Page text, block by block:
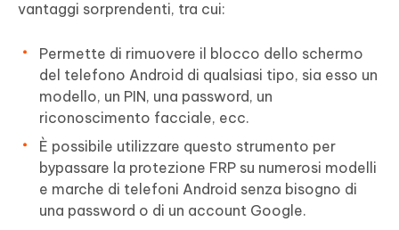
vantaggi sorprendenti, tra cui:
Permette di rimuovere il blocco dello schermo
del telefono Android di qualsiasi tipo, sia esso un
modello, un PIN, una password, un
riconoscimento facciale, ecc.
È possibile utilizzare questo strumento per
bypassare la protezione FRP su numerosi modelli
e marche di telefoni Android senza bisogno di
una password o di un account Google.